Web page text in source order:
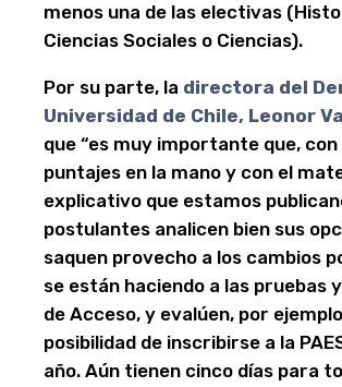
menos una de las electivas
Ciencias Sociales o Ciencias).
Por su parte, la directora del
Universidad de Chile, Leonor
que “es muy importante que, con
puntajes en la mano y con el
explicativo que estamos
postulantes analicen bien sus
saquen provecho a los cambios
se están haciendo a las pruebas
de Acceso, y evalúen, por
posibilidad de inscribirse a la
año. Aún tienen cinco días para